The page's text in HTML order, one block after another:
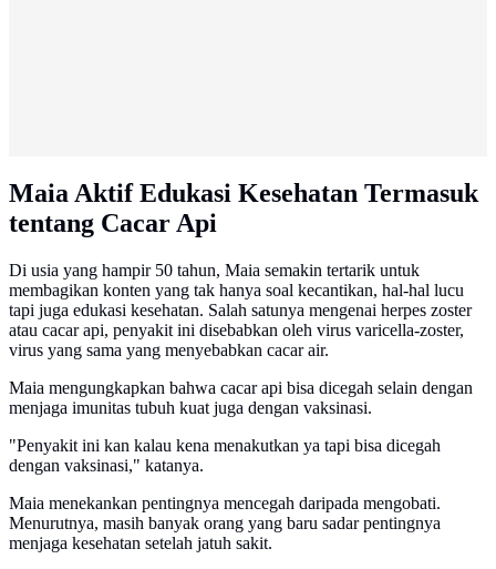
Maia Aktif Edukasi Kesehatan Termasuk
tentang Cacar Api
Di usia yang hampir 50 tahun, Maia semakin tertarik untuk
membagikan konten yang tak hanya soal kecantikan, hal-hal lucu
tapi juga edukasi kesehatan. Salah satunya mengenai herpes zoster
atau cacar api, penyakit ini disebabkan oleh virus varicella-zoster,
virus yang sama yang menyebabkan cacar air.
Maia mengungkapkan bahwa cacar api bisa dicegah selain dengan
menjaga imunitas tubuh kuat juga dengan vaksinasi.
"Penyakit ini kan kalau kena menakutkan ya tapi bisa dicegah
dengan vaksinasi," katanya.
Maia menekankan pentingnya mencegah daripada mengobati.
Menurutnya, masih banyak orang yang baru sadar pentingnya
menjaga kesehatan setelah jatuh sakit.